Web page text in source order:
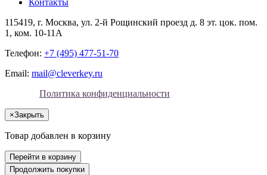
Контакты
115419, г. Москва, ул. 2-й Рощинский проезд д. 8 эт. цок. пом.
1, ком. 10-11А
Телефон: +7 (495) 477-51-70
Email: mail@cleverkey.ru
Политика конфиденциальности
×Закрыть
Товар добавлен в корзину
Перейти в корзину
Продолжить покупки